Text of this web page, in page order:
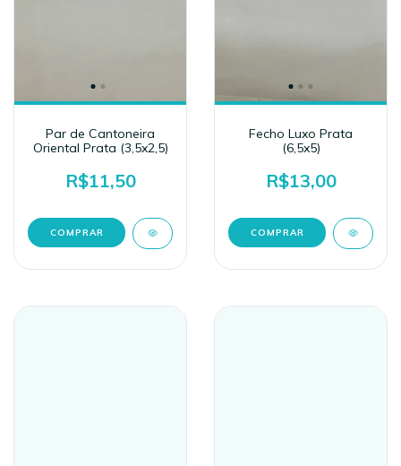
Par de Cantoneira
Oriental Prata (3,5x2,5)
R$11,50
Fecho Luxo Prata
(6,5x5)
R$13,00